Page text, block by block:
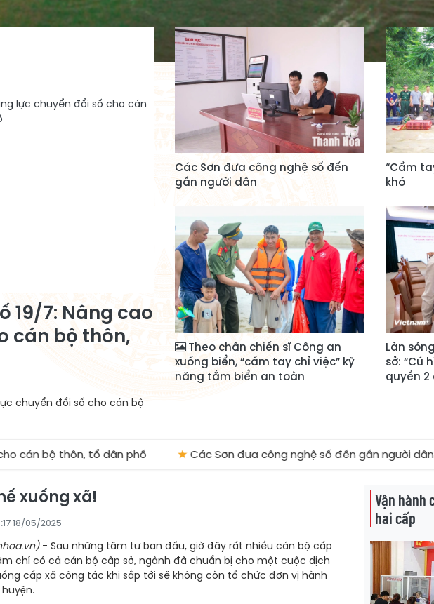
19/7: Nâng cao
cán bộ thôn,
chuyển đổi số cho cán bộ
Các Sơn đưa công nghệ số đến
gần người dân
“Cầm
khó
Theo chân chiến sĩ Công an
xuống biển, “cầm tay chỉ việc” kỹ
năng tắm biển an toàn
Làn
sở: “Cú
quyền 2
cán bộ thôn, tổ dân phố Các Sơn đưa công nghệ số đến gần người dân
xuống xã!
18/05/2025
- Sau những tâm tư ban đầu, giờ đây rất nhiều cán bộ cấp
chí có cả cán bộ cấp sở, ngành đã chuẩn bị cho một cuộc dịch
cấp xã công tác khi sắp tới sẽ không còn tổ chức đơn vị hành
Vận hành
hai cấp